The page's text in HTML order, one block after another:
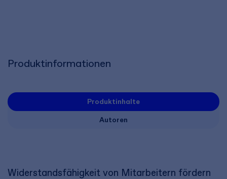
Produktinformationen
Produktinhalte
Autoren
Widerstandsfähigkeit von Mitarbeitern fördern